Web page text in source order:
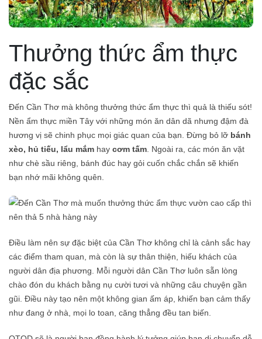
Thưởng thức ẩm thực
đặc sắc
Đến Cần Thơ mà không thưởng thức ẩm thực thì quả là thiếu sót!
Nền ẩm thực miền Tây với những món ăn dân dã nhưng đậm đà
hương vị sẽ chinh phục mọi giác quan của bạn. Đừng bỏ lỡ bánh
xèo, hủ tiếu, lẩu mắm hay cơm tấm. Ngoài ra, các món ăn vặt
như chè sầu riêng, bánh đúc hay gỏi cuốn chắc chắn sẽ khiến
bạn nhớ mãi không quên.
Điều làm nên sự đặc biệt của Cần Thơ không chỉ là cảnh sắc hay
các điểm tham quan, mà còn là sự thân thiện, hiếu khách của
người dân địa phương. Mỗi người dân Cần Thơ luôn sẵn lòng
chào đón du khách bằng nụ cười tươi và những câu chuyện gần
gũi. Điều này tạo nên một không gian ấm áp, khiến bạn cảm thấy
như đang ở nhà, mọi lo toan, căng thẳng đều tan biến.